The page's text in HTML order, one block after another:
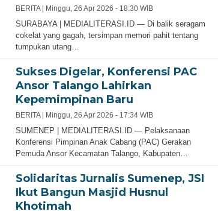
BERITA | Minggu, 26 Apr 2026 - 18:30 WIB
SURABAYA | MEDIALITERASI.ID — Di balik seragam
cokelat yang gagah, tersimpan memori pahit tentang
tumpukan utang…
Sukses Digelar, Konferensi PAC
Ansor Talango Lahirkan
Kepemimpinan Baru
BERITA | Minggu, 26 Apr 2026 - 17:34 WIB
SUMENEP | MEDIALITERASI.ID — Pelaksanaan
Konferensi Pimpinan Anak Cabang (PAC) Gerakan
Pemuda Ansor Kecamatan Talango, Kabupaten…
Solidaritas Jurnalis Sumenep, JSI
Ikut Bangun Masjid Husnul
Khotimah